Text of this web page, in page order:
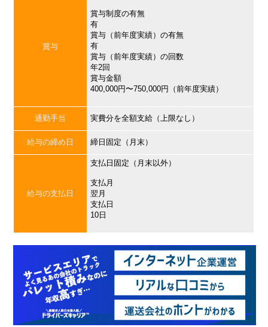
賞与
賞与制度の有無
有
賞与（前年度実績）の有無
有
賞与（前年度実績）の回数
年2回
賞与金額
400,000円〜750,000円（前年度実績）
通勤手当 実費分を全額支給（上限なし）
給与の締め日 締日固定（月末）
給与の支払日
支払日固定（月末以外）
支払月
翌月
支払日
10日